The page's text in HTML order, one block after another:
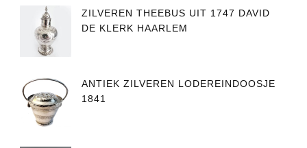
ZILVEREN THEEBUS UIT 1747 DAVID
DE KLERK HAARLEM
ANTIEK ZILVEREN LODEREINDOOSJE
1841